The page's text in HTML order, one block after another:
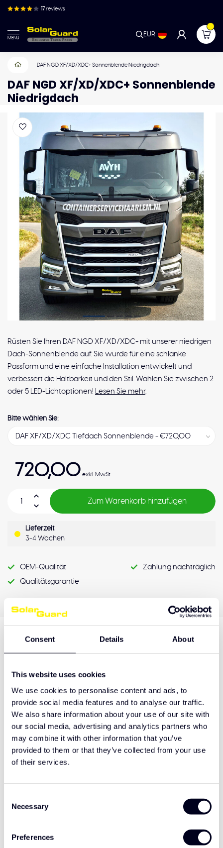
Consent Details About
This website uses cookies
We use cookies to personalise content and ads, to
provide social media features and to analyse our traffic.
We also share information about your use of our site with
our social media, advertising and analytics partners who
may combine it with other information that you’ve
provided to them or that they’ve collected from your use
of their services.
Selection
Necessary
Preferences
17reviews
MENU
EUR
DAF NGD XF/XD/XDC+ Sonnenblende Niedrigdach
DAF NGD XF/XD/XDC+ Sonnenblende
Niedrigdach
Rüsten Sie Ihren DAF NGD XF/XD/XDC+ mit unserer niedrigen
Dach-Sonnenblende auf. Sie wurde für eine schlanke
Passform und eine einfache Installation entwickelt und
verbessert die Haltbarkeit und den Stil. Wählen Sie zwischen 2
oder 5 LED-Lichtoptionen! Lesen Sie mehr.
Bitte wählen Sie:
720,00 exkl. MwSt.
Zum Warenkorb hinzufügen
Lieferzeit
3-4 Wochen
OEM-Qualität
Zahlung nachträglich
Qualitätsgarantie
Hulp nodig bij het maken van de juiste keuze
of het product afhalen?
Ergänzende Produkte
SolarGuard Gelbe LED-
€65,00
SolarGuard Weißes LED-Licht €65,00